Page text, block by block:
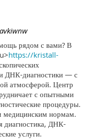
рядом с вами? В
https://kristall-
и ДНК-диагностики — с
атмосферой. Центр
с опытными
процедуры.
медицинским нормам.
диагностика, ДНК-
услуги.